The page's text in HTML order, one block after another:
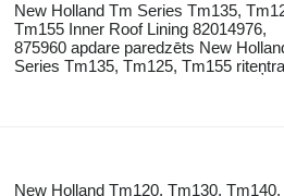
New Holland Tm Series Tm135,
Tm155 Inner Roof Lining 82014976,
875960 apdare paredzēts New
Series Tm135, Tm125, Tm155
New Holland Tm120, Tm130, Tm140,